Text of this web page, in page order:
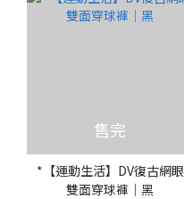
售完
*【運動生活】DV復古網眼
雙面穿球褲｜黑